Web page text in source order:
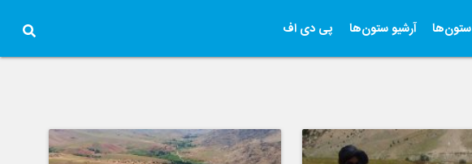
ستون‌ها آرشیو ستون‌ها پی دی اف